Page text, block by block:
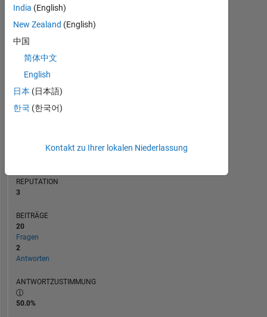
BEITRÄGE L
0
2
3
REPUTATION
3
BEITRÄGE
20
Fragen
2
Antworten
ANTWORTZUSTIMMUNG
50.0%
India (English)
New Zealand (English)
中国
简体中文
English
日本 (日本語)
한국 (한국어)
Kontakt zu Ihrer lokalen Niederlassung